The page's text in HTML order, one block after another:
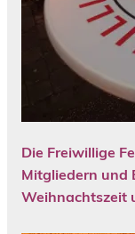
Die Freiwillige
Mitgliedern und
Weihnachtszeit